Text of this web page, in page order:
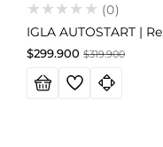
(0)
Precio
oferta
$299.900 Precio
habitual
$319.900